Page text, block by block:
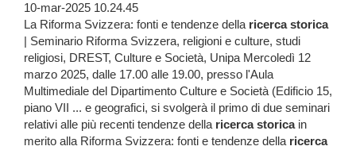
10-mar-2025 10.24.45
La Riforma Svizzera: fonti e tendenze della ricerca storica
| Seminario Riforma Svizzera, religioni e culture, studi
religiosi, DREST, Culture e Società, Unipa Mercoledì 12
marzo 2025, dalle 17.00 alle 19.00, presso l'Aula
Multimediale del Dipartimento Culture e Società (Edificio 15,
piano VII ... e geografici, si svolgerà il primo di due seminari
relativi alle più recenti tendenze della ricerca storicain
merito alla Riforma Svizzera: fonti e tendenze della ricerca